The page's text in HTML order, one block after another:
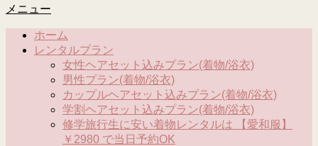
メニュー
ホーム
レンタルプラン
女性ヘアセット込みプラン(着物/浴衣)
男性プラン(着物/浴衣)
カップルヘアセット込みプラン(着物/浴衣)
学割ヘアセット込みプラン(着物/浴衣)
修学旅行生に安い着物レンタルは 【愛和服】
￥2980 で当日予約OK